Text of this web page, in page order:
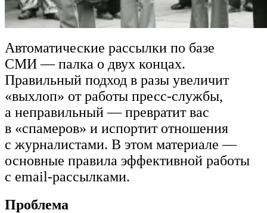
Автоматические рассылки по базе
СМИ — палка о двух концах.
Правильный подход в разы увеличит
«выхлоп» от работы пресс-службы,
а неправильный — превратит вас
в «спамеров» и испортит отношения
с журналистами. В этом материале —
основные правила эффективной работы
с email-рассылками.
Проблема